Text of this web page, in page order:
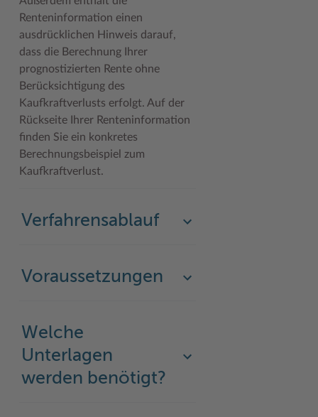
Renteninformation einen
ausdrücklichen Hinweis darauf,
dass die Berechnung Ihrer
prognostizierten Rente ohne
Berücksichtigung des
Kaufkraftverlusts erfolgt. Auf der
Rückseite Ihrer Renteninformation
finden Sie ein konkretes
Berechnungsbeispiel zum
Kaufkraftverlust.
Verfahrensablauf
Voraussetzungen
Welche
Unterlagen
werden benötigt?